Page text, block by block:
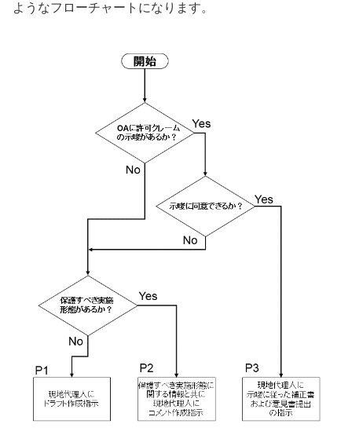
ようなフローチャートになります。